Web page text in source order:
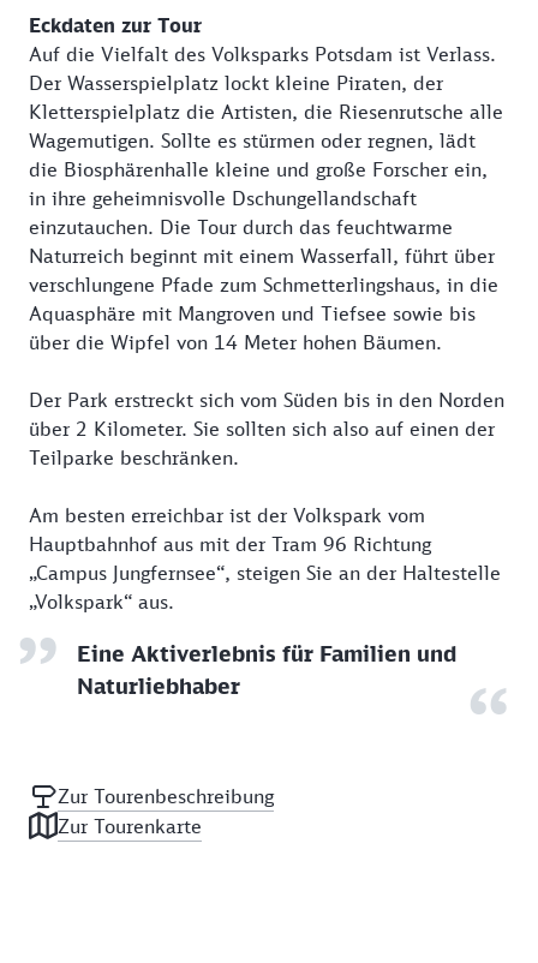
Eckdaten zur Tour
Auf die Vielfalt des Volksparks Potsdam ist Verlass.
Der Wasserspielplatz lockt kleine Piraten, der
Kletterspielplatz die Artisten, die Riesenrutsche alle
Wagemutigen. Sollte es stürmen oder regnen, lädt
die Biosphärenhalle kleine und große Forscher ein,
in ihre geheimnisvolle Dschungellandschaft
einzutauchen. Die Tour durch das feuchtwarme
Naturreich beginnt mit einem Wasserfall, führt über
verschlungene Pfade zum Schmetterlingshaus, in die
Aquasphäre mit Mangroven und Tiefsee sowie bis
über die Wipfel von 14 Meter hohen Bäumen.
Der Park erstreckt sich vom Süden bis in den Norden
über 2 Kilometer. Sie sollten sich also auf einen der
Teilparke beschränken.
Am besten erreichbar ist der Volkspark vom
Hauptbahnhof aus mit der Tram 96 Richtung
„Campus Jungfernsee“, steigen Sie an der Haltestelle
„Volkspark“ aus.
Eine Aktiverlebnis für Familien und
Naturliebhaber
Zur Tourenbeschreibung
Zur Tourenkarte